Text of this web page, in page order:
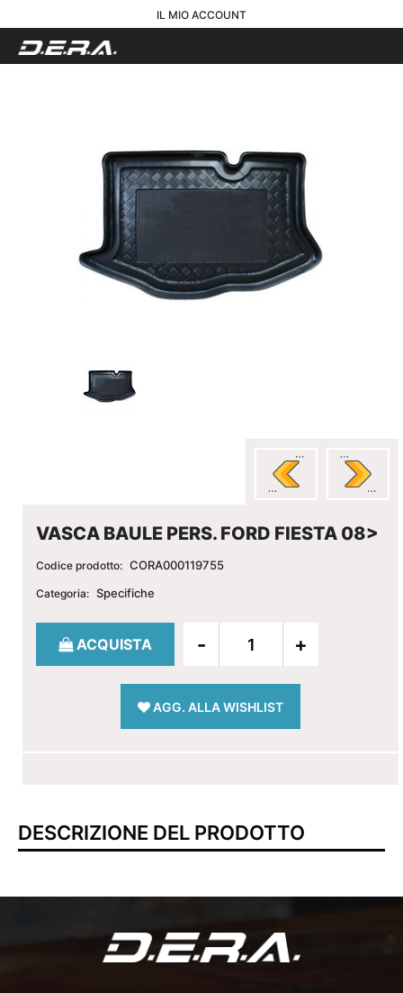
IL MIO ACCOUNT
VASCA BAULE PERS. FORD FIESTA 08>
Codice prodotto: CORA000119755
Categoria: Specifiche
Quantità
ACQUISTA
AGG. ALLA WISHLIST
DESCRIZIONE DEL PRODOTTO